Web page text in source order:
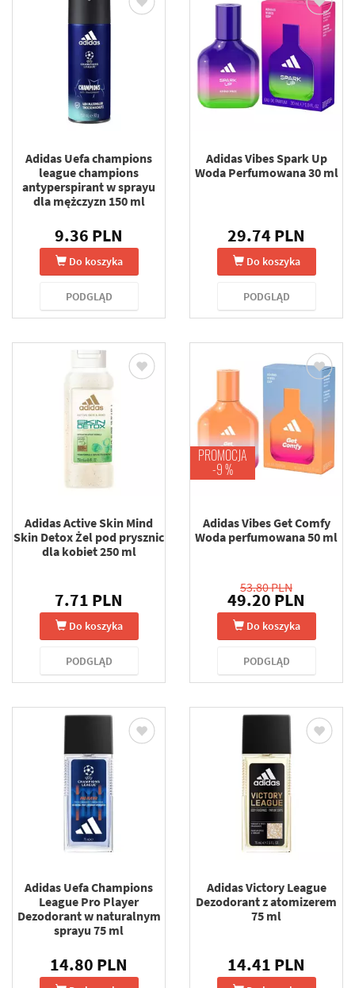
Adidas Uefa champions
league champions
antyperspirant w sprayu
dla mężczyzn 150 ml
9.36 PLN
Do koszyka
PODGLĄD
Adidas Vibes Spark Up
Woda Perfumowana 30 ml
29.74 PLN
Do koszyka
PODGLĄD
Adidas Active Skin Mind
Skin Detox Żel pod prysznic
dla kobiet 250 ml
7.71 PLN
Do koszyka
PODGLĄD
PROMOCJA
-9 %
Adidas Vibes Get Comfy
Woda perfumowana 50 ml
53.80 PLN
49.20 PLN
Do koszyka
PODGLĄD
Adidas Uefa Champions
League Pro Player
Dezodorant w naturalnym
sprayu 75 ml
14.80 PLN
Adidas Victory League
Dezodorant z atomizerem
75 ml
14.41 PLN